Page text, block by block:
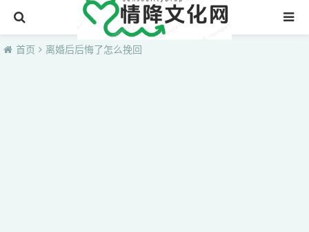
首页
首页 离婚后后悔了怎么挽回